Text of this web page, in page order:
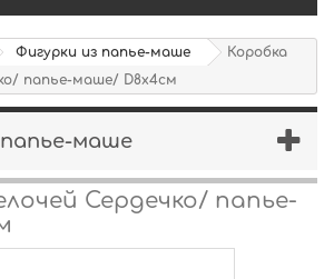
Фигурки из папье-маше
Коробка
папье-маше/ D8х4см
папье-маше
Сердечко/ папье-